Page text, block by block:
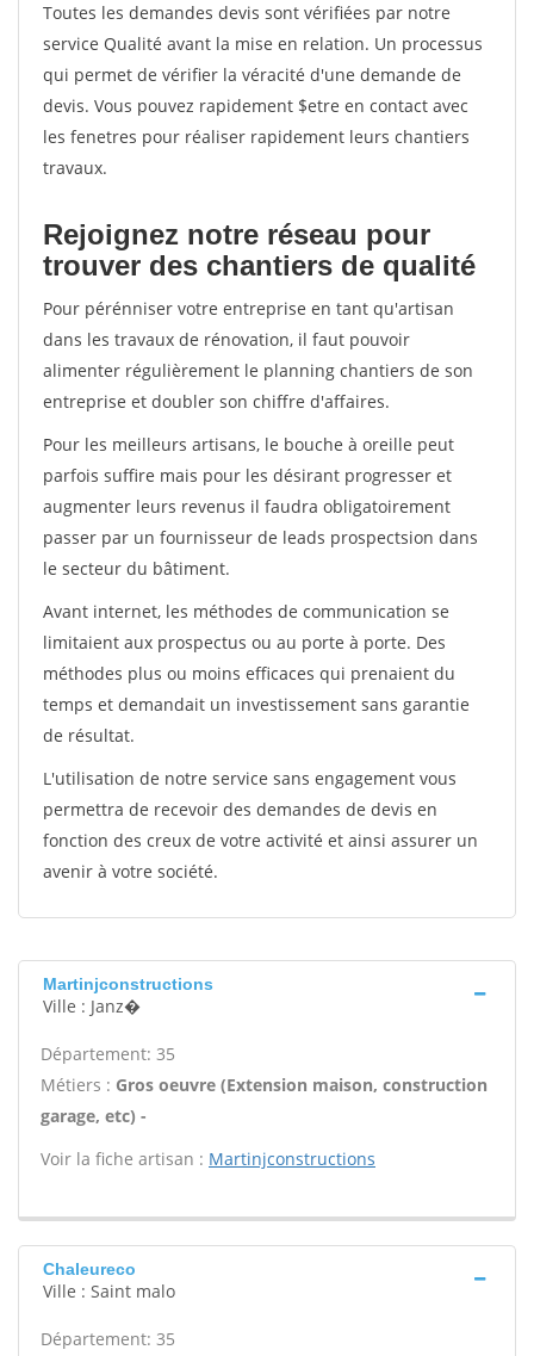
Toutes les demandes devis sont vérifiées par notre
service Qualité avant la mise en relation. Un processus
qui permet de vérifier la véracité d'une demande de
devis. Vous pouvez rapidement $etre en contact avec
les fenetres pour réaliser rapidement leurs chantiers
travaux.
Rejoignez notre réseau pour
trouver des chantiers de qualité
Pour pérénniser votre entreprise en tant qu'artisan
dans les travaux de rénovation, il faut pouvoir
alimenter régulièrement le planning chantiers de son
entreprise et doubler son chiffre d'affaires.
Pour les meilleurs artisans, le bouche à oreille peut
parfois suffire mais pour les désirant progresser et
augmenter leurs revenus il faudra obligatoirement
passer par un fournisseur de leads prospectsion dans
le secteur du bâtiment.
Avant internet, les méthodes de communication se
limitaient aux prospectus ou au porte à porte. Des
méthodes plus ou moins efficaces qui prenaient du
temps et demandait un investissement sans garantie
de résultat.
L'utilisation de notre service sans engagement vous
permettra de recevoir des demandes de devis en
fonction des creux de votre activité et ainsi assurer un
avenir à votre société.
Martinjconstructions
Ville : Janz�
Département: 35
Métiers : Gros oeuvre (Extension maison, construction
garage, etc) -
Voir la fiche artisan : Martinjconstructions
Chaleureco
Ville : Saint malo
Département: 35